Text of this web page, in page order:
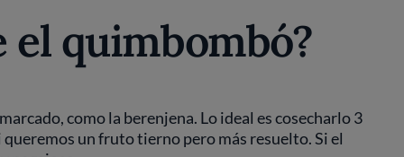
el quimbombó?
como la berenjena. Lo ideal es cosecharlo 3
un fruto tierno pero más resuelto. Si el